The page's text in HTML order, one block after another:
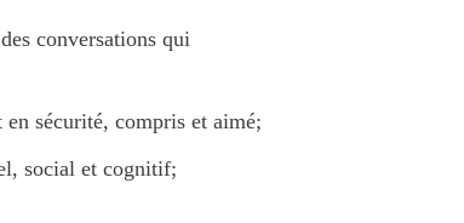
conversations qui
sécurité, compris et aimé;
social et cognitif;